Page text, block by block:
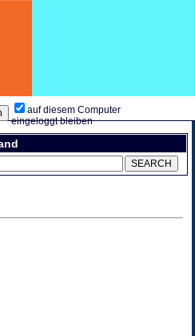
auf diesem Computer
eingeloggt bleiben